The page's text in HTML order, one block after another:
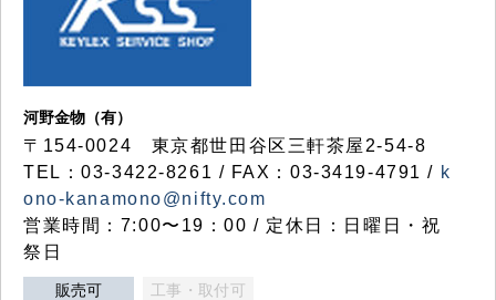
河野金物（有）
〒154-0024 東京都世田谷区三軒茶屋2-54-8
TEL：03-3422-8261 / FAX：03-3419-4791 / k
ono-kanamono@nifty.com
営業時間：7:00〜19：00 / 定休日：日曜日・祝
祭日
販売可 工事・取付可